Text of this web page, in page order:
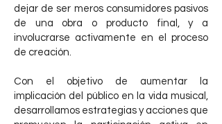
dejar de ser meros consumidores pasivos
de una obra o producto final, y a
involucrarse activamente en el proceso
de creación.
Con el objetivo de aumentar la
implicación del público en la vida musical,
desarrollamos estrategias y acciones que